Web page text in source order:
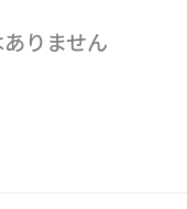
りません